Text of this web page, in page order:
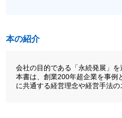
本の紹介
会社の目的である「永続発展」を
本書は、創業200年超企業を事例
に共通する経営理念や経営手法の